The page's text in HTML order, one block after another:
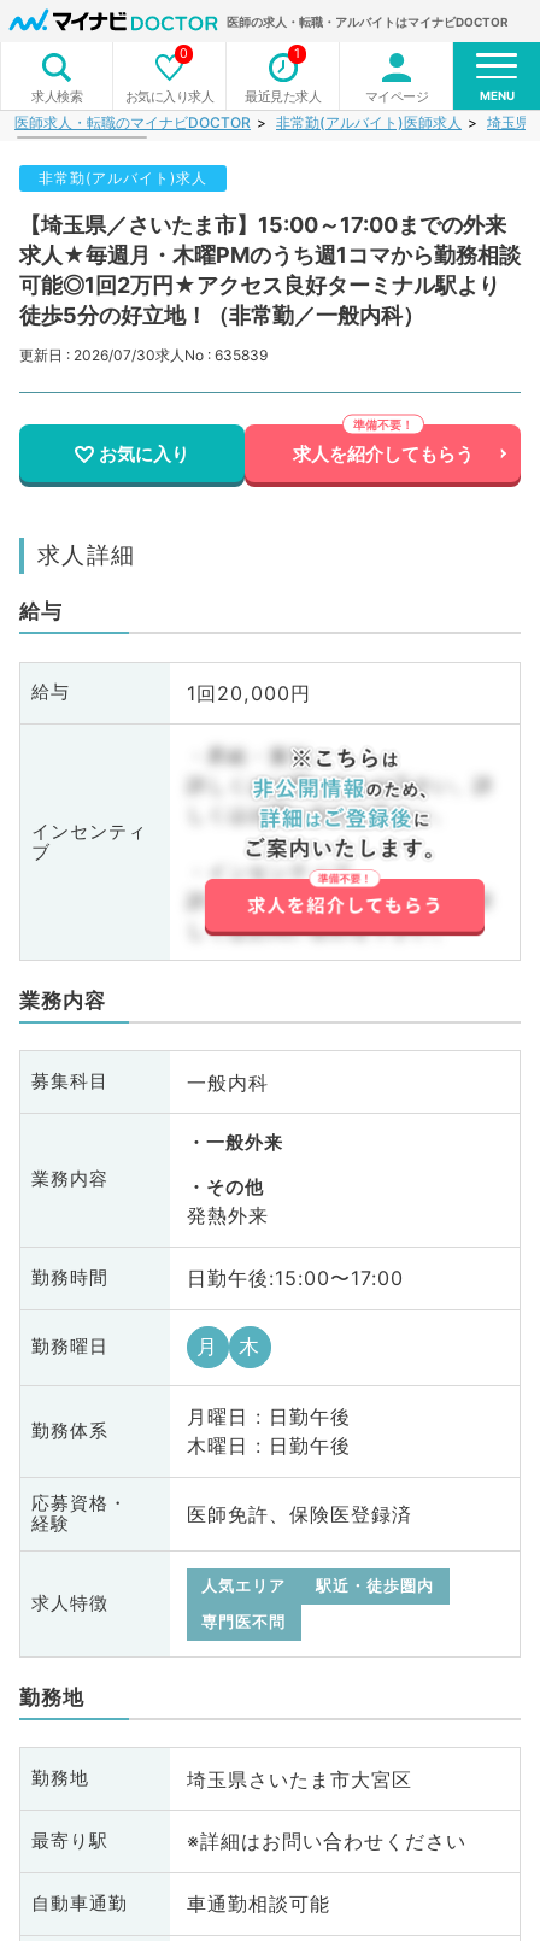
医師の求人・転職・アルバイトはマイナビDOCTOR
求人検索 お気に入り求人
0
最近見た求人
1
マイページ MENU
医師求人・転職のマイナビDOCTOR 非常勤(アルバイト)医師求人 埼玉県
非常勤(アルバイト)求人
【埼玉県／さいたま市】15:00～17:00までの外来
求人★毎週月・木曜PMのうち週1コマから勤務相談
可能◎1回2万円★アクセス良好ターミナル駅より
徒歩5分の好立地！（非常勤／一般内科）
更新日 : 2026/07/30求人No : 635839
お気に入り 求人を紹介してもらう
求人詳細
給与
給与 1回20,000円
インセンティ
ブ
・昇給・賞与
詳しくはお問い合わせ下さい。詳
しくはお問い合わせ下さい。
・インセンティブ
詳しくはお問い合わせ下さい。詳
しくはお問い合わせ下さい。
業務内容
募集科目 一般内科
業務内容
一般外来
その他
発熱外来
勤務時間 日勤午後:15:00〜17:00
勤務曜日 月 木
勤務体系
月曜日 : 日勤午後
木曜日 : 日勤午後
応募資格・
経験
医師免許、保険医登録済
求人特徴
人気エリア
駅近・徒歩圏内
専門医不問
勤務地
勤務地 埼玉県さいたま市大宮区
最寄り駅 ※詳細はお問い合わせください
自動車通勤 車通勤相談可能